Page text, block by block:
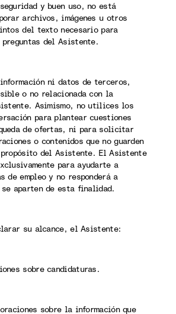
y buen uso, no está
archivos, imágenes u otros
del texto necesario para
del Asistente.
ni datos de terceros,
o no relacionada con la
Asimismo, no utilices los
para plantear cuestiones
de ofertas, ni para solicitar
o contenidos que no guarden
del Asistente. El Asistente
para ayudarte a
de empleo y no responderá a
aparten de esta finalidad.
su alcance, el Asistente:
sobre candidaturas.
sobre la información que